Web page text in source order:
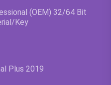
(OEM) 32/64 Bit
Key
Plus 2019